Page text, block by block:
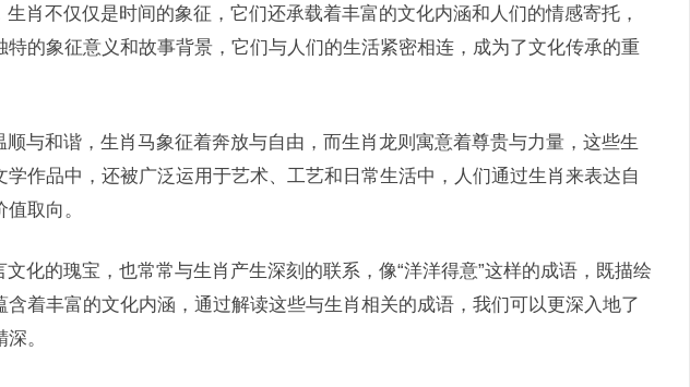
生肖不仅仅是时间的象征，它们还承载着丰富的文化内涵和人们的情感寄托，
特的象征意义和故事背景，它们与人们的生活紧密相连，成为了文化传承的重
顺与和谐，生肖马象征着奔放与自由，而生肖龙则寓意着尊贵与力量，这些生
学作品中，还被广泛运用于艺术、工艺和日常生活中，人们通过生肖来表达自
取向。
文化的瑰宝，也常常与生肖产生深刻的联系，像“洋洋得意”这样的成语，既描绘
含着丰富的文化内涵，通过解读这些与生肖相关的成语，我们可以更深入地了
。